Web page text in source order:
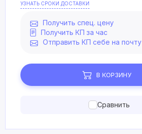
УЗНАТЬ СРОКИ ДОСТАВКИ
Получить спец. цену
Получить КП за час
Отправить КП себе на почту
В КОРЗИНУ
Сравнить